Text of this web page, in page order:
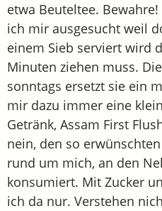
etwa Beuteltee.
ich mir ausgesucht weil
einem Sieb serviert wird
Minuten ziehen muss.
sonntags ersetzt sie ein
mir dazu immer eine
Getränk, Assam First
nein, den so
rund um mich, an den
konsumiert. Mit Zucker
ich da nur. Verstehen